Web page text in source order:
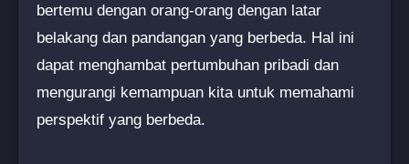
bertemu dengan orang-orang dengan latar
belakang dan pandangan yang berbeda. Hal ini
dapat menghambat pertumbuhan pribadi dan
mengurangi kemampuan kita untuk memahami
perspektif yang berbeda.